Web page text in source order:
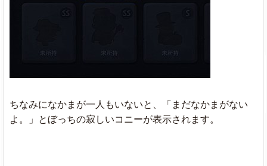
ちなみになかまが一人もいないと、「まだなかまがない
よ。」とぼっちの寂しいコニーが表示されます。